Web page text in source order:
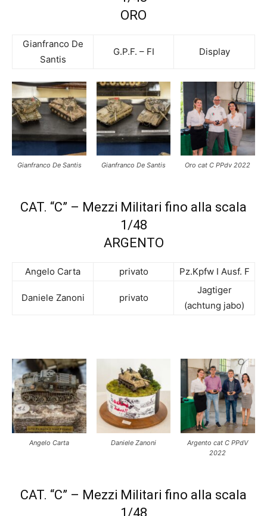
ORO
Gianfranco De
Santis
G.P.F. – FI Display
Gianfranco De Santis Gianfranco De Santis Oro cat C PPdv 2022
CAT. “C” – Mezzi Militari fino alla scala
1/48
ARGENTO
Angelo Carta privato Pz.Kpfw I Ausf. F
Daniele Zanoni privato
Jagtiger
(achtung jabo)
Angelo Carta Daniele Zanoni
Argento cat C PPdV
2022
CAT. “C” – Mezzi Militari fino alla scala
1/48